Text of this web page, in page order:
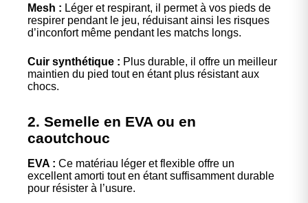
Mesh : Léger et respirant, il permet à vos pieds de
respirer pendant le jeu, réduisant ainsi les risques
d’inconfort même pendant les matchs longs.
Cuir synthétique : Plus durable, il offre un meilleur
maintien du pied tout en étant plus résistant aux
chocs.
2. Semelle en EVA ou en
caoutchouc
EVA : Ce matériau léger et flexible offre un
excellent amorti tout en étant suffisamment durable
pour résister à l’usure.